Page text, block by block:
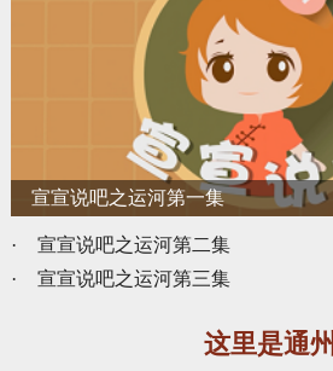
宣宣说吧之运河第一集
·
宣宣说吧之运河第二集
·
宣宣说吧之运河第三集
这里是通州